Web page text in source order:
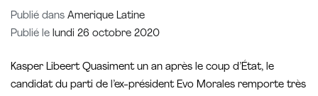
Publié dans Amerique Latine
Publié le lundi 26 octobre 2020
Kasper Libeert Quasiment un an après le coup d’État, le
candidat du parti de l’ex-président Evo Morales remporte très